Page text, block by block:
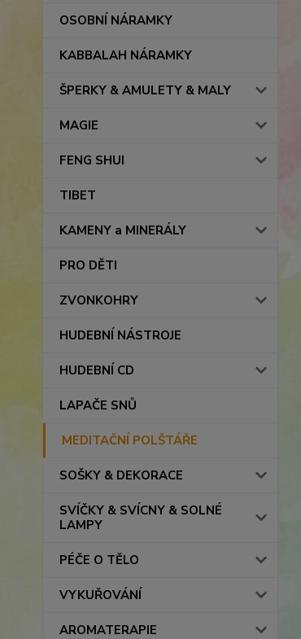
OSOBNÍ NÁRAMKY
KABBALAH NÁRAMKY
ŠPERKY & AMULETY & MALY
MAGIE
FENG SHUI
TIBET
KAMENY a MINERÁLY
PRO DĚTI
ZVONKOHRY
HUDEBNÍ NÁSTROJE
HUDEBNÍ CD
LAPAČE SNŮ
MEDITAČNÍ POLŠTÁŘE
SOŠKY & DEKORACE
SVÍČKY & SVÍCNY & SOLNÉ
LAMPY
PÉČE O TĚLO
VYKUŘOVÁNÍ
AROMATERAPIE